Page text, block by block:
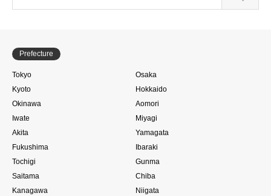
Prefecture
Tokyo
Osaka
Kyoto
Hokkaido
Okinawa
Aomori
Iwate
Miyagi
Akita
Yamagata
Fukushima
Ibaraki
Tochigi
Gunma
Saitama
Chiba
Kanagawa
Niigata